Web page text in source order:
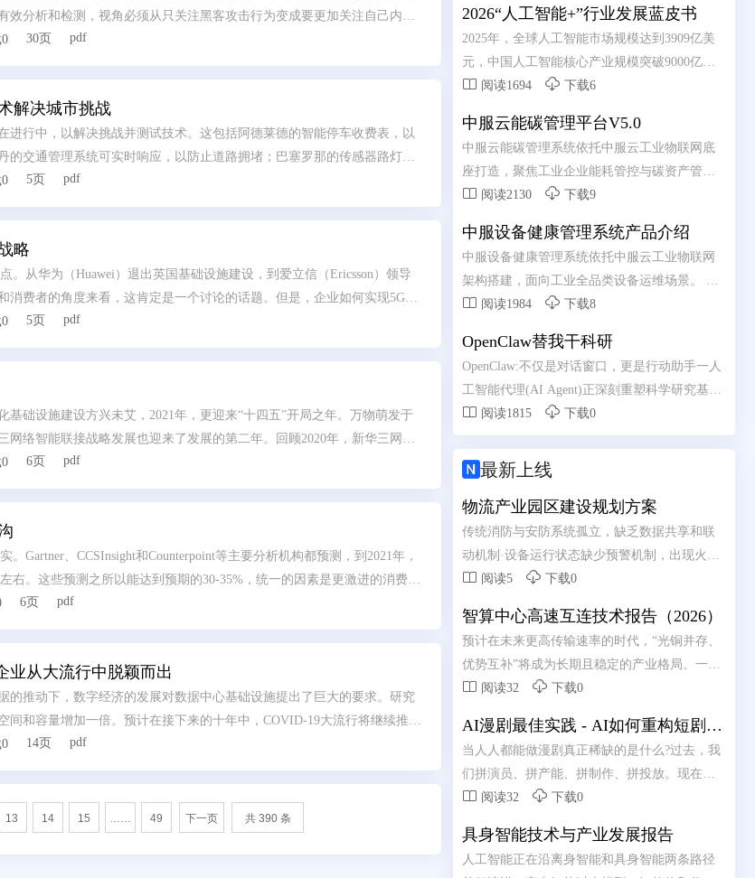
效分析和检测，视角必须从只关注黑客攻击行为变成要更加关注自己内部
30页 pdf
解决城市挑战
进行中，以解决挑战并测试技术。这包括阿德莱德的智能停车收费表，以
的交通管理系统可实时响应，以防止道路拥堵；巴塞罗那的传感器路灯可
尔顿凯恩斯正在探索基于数据的出行方式，以帮助减少对汽车的依赖。在
5页 pdf
略
。从华为（Huawei）退出英国基础设施建设，到爱立信（Ericsson）领导
消费者的角度来看，这肯定是一个讨论的话题。但是，企业如何实现5G的
变我们生活的文章，从更快的家庭工作宽带速度到高质量的游戏，但如果
5页 pdf
基础设施建设方兴未艾，2021年，更迎来“十四五”开局之年。万物萌发于
网络智能联接战略发展也迎来了发展的第二年。回顾2020年，新华三网络
进入智能联接时代，联接将无处不在，基于智能、融合、极简、可信、超
6页 pdf
Gartner、CCSInsight和Counterpoint等主要分析机构都预测，到2021年，
右。这些预测之所以能达到预期的30-35%，统一的因素是更激进的消费者
点，以便从2020年的黑天鹅事件中恢复过来。
6页 pdf
业从大流行中脱颖而出
的推动下，数字经济的发展对数据中心基础设施提出了巨大的要求。研究
间和容量增加一倍。预计在接下来的十年中，COVID-19大流行将继续推动
工作方式以及世界开展业务的方式，从而进一步推动了数据中心的发展。
14页 pdf
13 14 15 …… 49 下一页 共 390 条
2026“人工智能+”行业发展蓝皮书
2025年，全球人工智能市场规模达到3909亿美
元，中国人工智能核心产业规模突破9000亿
元。AIAgent细分市场以49.6%的年复合增长率
年之内从9.6%跃升至47.5%。从2024年初，中国
日均词元(Token)调用量为1000亿;至2025年底，
跃升至100万亿;2026年3月，已突破140万亿，两
年增长超千倍。这些数字背后，是一场深刻变
革的加速到来-人工智能正在从"能力突破"走
向“系统重构”。
 阅读1694  下载6
中服云能碳管理平台V5.0
中服云能碳管理系统依托中服云工业物联网底
座打造，聚焦工业企业能耗管控与碳资产管理
需求。 系统整合水、电、气、热等多类能源数
析。 依托数字化手段精准核算碳排放总量，助
力企业摸清碳排底数、合规完成台账管理。 通
过节能诊断、能耗优化策略推送，有效降低生
产能耗与运营成本。 全方位赋能企业绿色低碳
转型，筑牢安全生产与节能减排双重发展防
线。
 阅读2130  下载9
中服设备健康管理系统产品介绍
中服设备健康管理系统依托中服云工业物联网
架构搭建，面向工业全品类设备运维场景。 融
合实时数据采集、状态监测、故障诊断核心能
与 AI 算法分析设备隐患，实现从被动维修向预
测性维护升级。 有效降低设备故障率、减少停
机损失，简化线下运维管理流程。 助力工厂实
现设备数字化管控，保障产线高效、稳定、安
 阅读1984  下载8
OpenClaw替我干科研
OpenClaw:不仅是对话窗口，更是行动助手一人
工智能代理(AI Agent)正深刻重塑科学研究基本
范式，OpenClaw成为2026年开源AI代理平台代
 阅读1815  下载0
 最新上线
物流产业园区建设规划方案
传统消防与安防系统孤立，缺乏数据共享和联
动机制·设备运行状态缺少预警机制，出现火
警，才发现设备故障无法使用，错过最佳处理
场数据回传·设备巡检手工纸字抄录，维护记录
无法有效追溯
 阅读5  下载0
智算中心高速互连技术报告（2026）
预计在未来更高传输速率的时代，“光铜并存、
优势互补”将成为长期且稳定的产业格局。一个
务实且高效的智算中心互连架构，应该是铜负
在成本、功耗及散热上的综合优势，承接机柜
内及柜间近端的短距互连;光互连则依托其高带
宽与低损耗传输特性，承担起跨机柜及远距离
通信的重任。二者并非简单的替代关系，而是
基于应用场景的深度协 同与互补。
 阅读32  下载0
AI漫剧最佳实践 - AI如何重构短剧内
容生产链路
当人人都能做漫剧真正稀缺的是什么?过去，我
们拼演员、拼产能、拼制作、拼投放。现在，
当产能不在稀缺，真正的痛点是什么?
 阅读32  下载0
具身智能技术与产业发展报告
人工智能正在沿离身智能和具身智能两条路径